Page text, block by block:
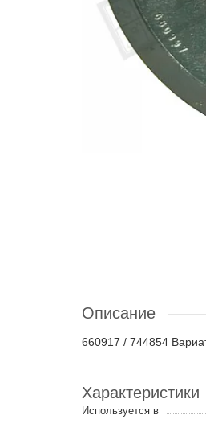
Описание
660917 / 744854
Характеристики
Используется в